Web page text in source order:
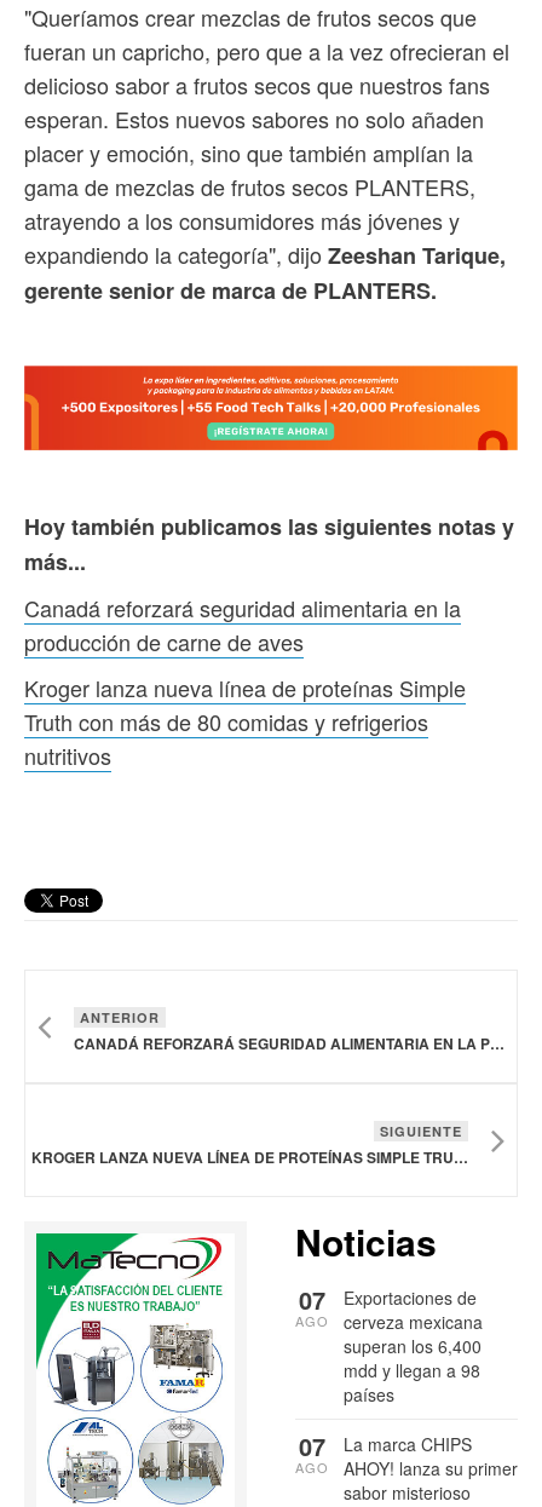
"Queríamos crear mezclas de frutos secos que
fueran un capricho, pero que a la vez ofrecieran el
delicioso sabor a frutos secos que nuestros fans
esperan. Estos nuevos sabores no solo añaden
placer y emoción, sino que también amplían la
gama de mezclas de frutos secos PLANTERS,
atrayendo a los consumidores más jóvenes y
expandiendo la categoría", dijo Zeeshan Tarique,
gerente senior de marca de PLANTERS.
Hoy también publicamos las siguientes notas y
más...
Canadá reforzará seguridad alimentaria en la
producción de carne de aves
Kroger lanza nueva línea de proteínas Simple
Truth con más de 80 comidas y refrigerios
nutritivos
ANTERIOR
CANADÁ REFORZARÁ SEGURIDAD ALIMENTARIA EN LA PRODUCCIÓN DE CARNE DE AVES
SIGUIENTE
KROGER LANZA NUEVA LÍNEA DE PROTEÍNAS SIMPLE TRUTH CON MÁS DE 80 COMIDAS Y REFRIGERIOS NUTRITIVOS
Noticias
Exportaciones de
cerveza mexicana
superan los 6,400
mdd y llegan a 98
países
07
AGO
La marca CHIPS
AHOY! lanza su primer
sabor misterioso
07
AGO